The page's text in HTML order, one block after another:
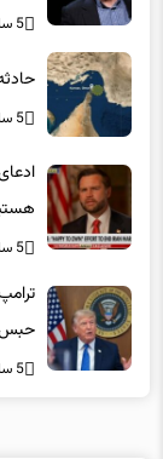
5 ساعت پیش
5 ساعت پیش
5 ساعت پیش
حبس
5 ساعت پیش